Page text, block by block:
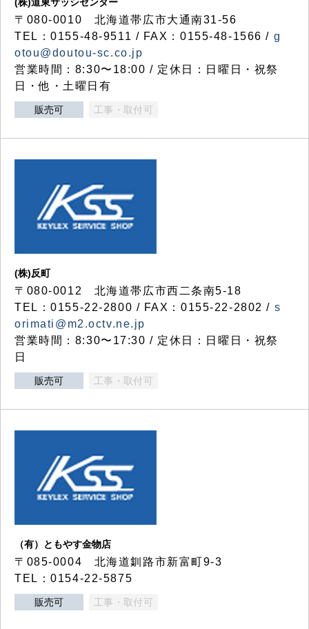
〒080-0010 北海道帯広市大通南31-56
TEL：0155-48-9511 / FAX：0155-48-1566 / g
otou@doutou-sc.co.jp
営業時間：8:30〜18:00 / 定休日：日曜日・祝祭
日・他・土曜日有
販売可 工事・取付可
(株)反町
〒080-0012 北海道帯広市西二条南5-18
TEL：0155-22-2800 / FAX：0155-22-2802 / s
orimati@m2.octv.ne.jp
営業時間：8:30〜17:30 / 定休日：日曜日・祝祭
日
販売可 工事・取付可
（有）ともやす金物店
〒085-0004 北海道釧路市新富町9-3
TEL：0154-22-5875
販売可 工事・取付可